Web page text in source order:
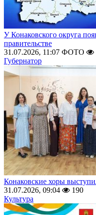
У Конаковского округа
правительстве
31.07.2026, 11:07 ФОТО
Губернатор
Конаковские хоры
31.07.2026, 09:04
190
Культура